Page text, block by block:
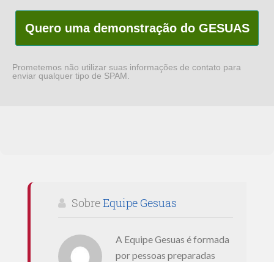
Quero uma demonstração do GESUAS
Prometemos não utilizar suas informações de contato para
enviar qualquer tipo de SPAM.
SobreEquipe Gesuas
A Equipe Gesuas é formada
por pessoas preparadas